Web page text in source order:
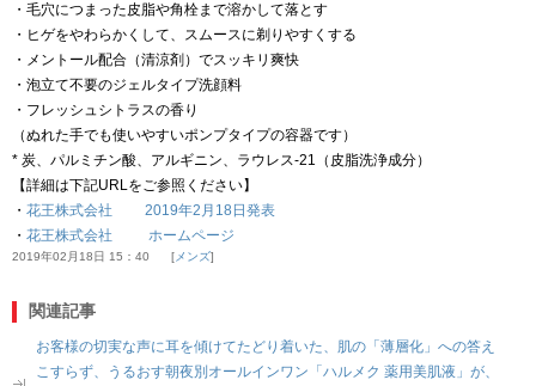
・毛穴につまった皮脂や角栓まで溶かして落とす
・ヒゲをやわらかくして、スムースに剃りやすくする
・メントール配合（清涼剤）でスッキリ爽快
・泡立て不要のジェルタイプ洗顔料
・フレッシュシトラスの香り
（ぬれた手でも使いやすいポンプタイプの容器です）
* 炭、パルミチン酸、アルギニン、ラウレス‐21（皮脂洗浄成分）
【詳細は下記URLをご参照ください】
・ 花王株式会社 2019年2月18日発表
・ 花王株式会社 ホームページ
2019年02月18日 15：40 メンズ
関連記事
お客様の切実な声に耳を傾けてたどり着いた、肌の「薄層化」への答え
こすらず、うるおす朝夜別オールインワン「ハルメク 薬用美肌液」が、